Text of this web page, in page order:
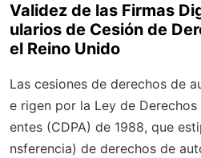
Validez de las Firmas
ularios de Cesión de
el Reino Unido
Las cesiones de derechos de
e rigen por la Ley de
entes (CDPA) de 1988, que
nsferencia) de derechos de